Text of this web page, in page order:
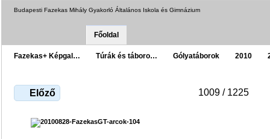
Budapesti Fazekas Mihály Gyakorló Általános Iskola és Gimnázium
Főoldal
Fazekas+ Képgal… Túrák és táboro… Gólyatáborok 2010
Előző 1009 / 1225